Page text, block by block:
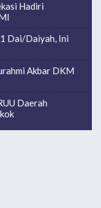
Hadiri
Dai/Daiyah, Ini
Akbar DKM
Daerah